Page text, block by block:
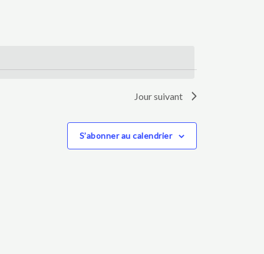
Jour suivant
S’abonner au calendrier